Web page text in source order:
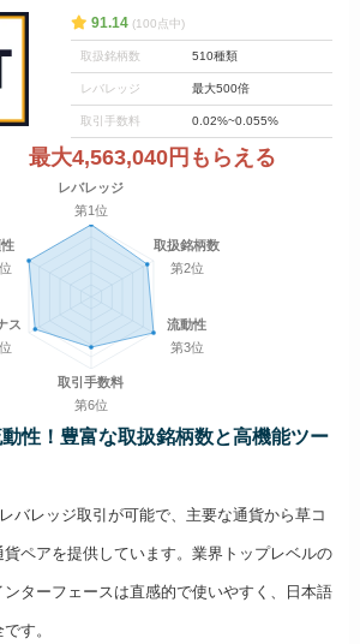
91.14 (100点中)
取扱銘柄数 510種類
レバレッジ 最大500倍
取引手数料 0.02%~0.055%
最大4,563,040円もらえる
レバレッジ
第1位
取扱銘柄数
第2位
流動性
第3位
取引手数料
第6位
ス
性！豊富な取扱銘柄数と高機能ツー
バレッジ取引が可能で、主要な通貨から草コ
ペアを提供しています。業界トップレベルの
ターフェースは直感的で使いやすく、日本語
す。